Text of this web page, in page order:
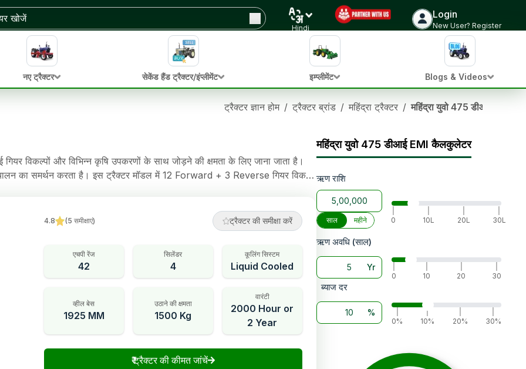
Hindi
Login
New User? Register
नए ट्रैक्टर सेकेंड हैंड ट्रैक्टर/इंप्लीमेंट इम्प्लीमेंट Blogs & Videos
ट्रैक्टर ज्ञान होम / ट्रैक्टर ब्रांड / महिंद्रा ट्रैक्टर / महिंद्रा युवो 475 डीआई
विकल्पों और विभिन्न कृषि उपकरणों के साथ जोड़ने की क्षमता के लिए जाना जाता है।
का समर्थन करता है। इस ट्रैक्टर मॉडल में 12 Forward + 3 Reverse गियर विकल्प
आसान बनाता है। इस ट्रैक्टर में Oil Immersed Brakes ब्रेक, Power Steering
4.8 (5 समीक्षाएं) ट्रैक्टर की समीक्षा करें
एचपी रेंज
42
सिलेंडर
4
कूलिंग सिस्टम
Liquid Cooled
व्हील बेस
1925 MM
उठाने की क्षमता
1500 Kg
वारंटी
2000 Hour or
2 Year
₹ट्रैक्टर की कीमत जांचें
महिंद्रा युवो 475 डीआई EMI कैलकुलेटर
ऋण राशि
0
10L
20L
30L
साल महीने
ऋण अवधि (साल)
Yr
0
10
20
30
ब्याज दर
%
0%
|
10%
20%
30%
ट्रैक्टर की कीमत जांचें